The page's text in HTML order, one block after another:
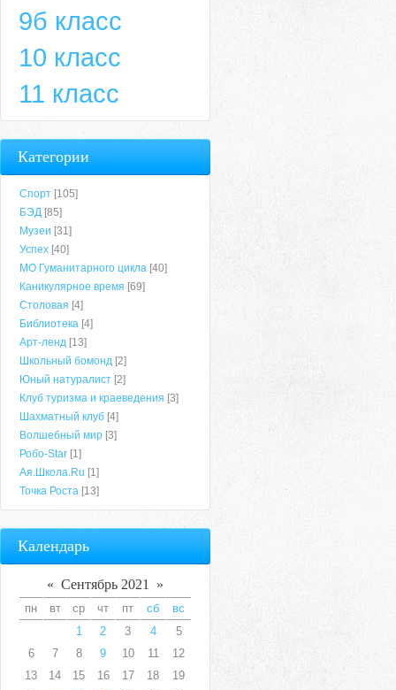
9б класс
10 класс
11 класс
Категории
Спорт [105]
БЭД [85]
Музеи [31]
Успех [40]
МО Гуманитарного цикла [40]
Каникулярное время [69]
Столовая [4]
Библиотека [4]
Арт-ленд [13]
Школьный бомонд [2]
Юный натуралист [2]
Клуб туризма и краеведения [3]
Шахматный клуб [4]
Волшебный мир [3]
Робо-Star [1]
Ая.Школа.Ru [1]
Точка Роста [13]
Календарь
« Сентябрь 2021 »
пн вт ср чт пт сб
вс
1
2 3 4
5
6
7 8 9 10 11
12
13
14 15 16 17 18
19